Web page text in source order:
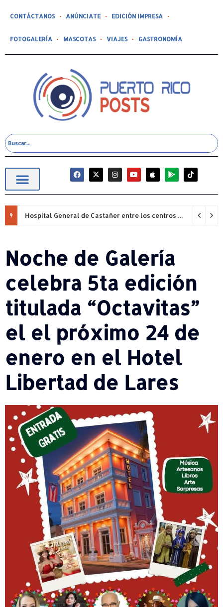
CONTÁCTANOS ANÚNCIATE EDICIÓN IMPRESA
FOTOGALERÍA MASCOTAS VIAJES GASTRONOMÍA
Hospital General de Castañer entre los centros de salud comunitarios con mejor desempeño clínico de Estados Unidos
Noche de Galería
celebra 5ta edición
titulada “Octavitas”
el el próximo 24 de
enero en el Hotel
Libertad de Lares